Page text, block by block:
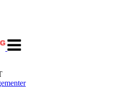
navigasjon